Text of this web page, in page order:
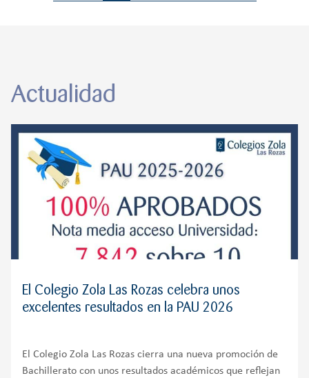
Actualidad
El Colegio Zola Las Rozas celebra unos
excelentes resultados en la PAU 2026
El Colegio Zola Las Rozas cierra una nueva promoción de
Bachillerato con unos resultados académicos que reflejan